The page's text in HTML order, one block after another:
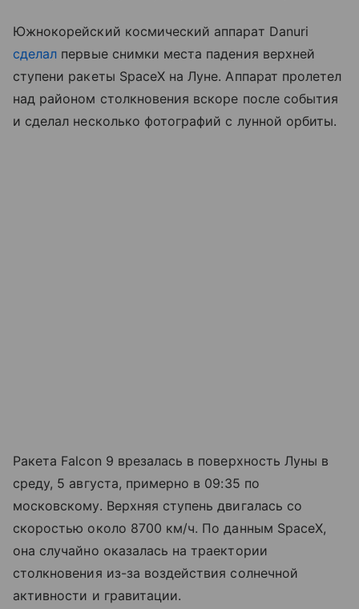
Южнокорейский космический аппарат Danuri
сделал первые снимки места падения верхней
ступени ракеты SpaceX на Луне. Аппарат пролетел
над районом столкновения вскоре после события
и сделал несколько фотографий с лунной орбиты.
Ракета Falcon 9 врезалась в поверхность Луны в
среду, 5 августа, примерно в 09:35 по
московскому. Верхняя ступень двигалась со
скоростью около 8700 км/ч. По данным SpaceX,
она случайно оказалась на траектории
столкновения из-за воздействия солнечной
активности и гравитации.